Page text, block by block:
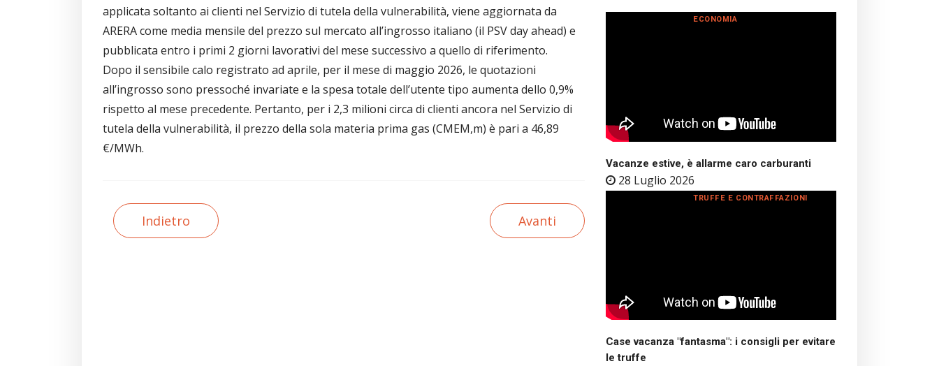
applicata soltanto ai clienti nel Servizio di tutela della vulnerabilità, viene aggiornata da
ARERA come media mensile del prezzo sul mercato all’ingrosso italiano (il PSV day ahead) e
pubblicata entro i primi 2 giorni lavorativi del mese successivo a quello di riferimento.
Dopo il sensibile calo registrato ad aprile, per il mese di maggio 2026, le quotazioni
all’ingrosso sono pressoché invariate e la spesa totale dell’utente tipo aumenta dello 0,9%
rispetto al mese precedente. Pertanto, per i 2,3 milioni circa di clienti ancora nel Servizio di
tutela della vulnerabilità, il prezzo della sola materia prima gas (CMEM,m) è pari a 46,89
€/MWh.
Indietro Avanti
Vacanze estive, è allarme caro carburanti
28 Luglio 2026
ECONOMIA
Case vacanza "fantasma": i consigli per evitare
le truffe
TRUFFE E CONTRAFFAZIONI